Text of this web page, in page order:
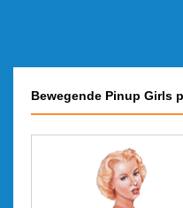
Bewegende Pinup Girls